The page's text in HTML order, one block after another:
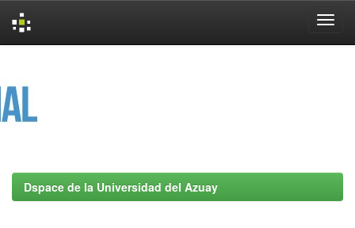
Dspace de la Universidad del Azuay